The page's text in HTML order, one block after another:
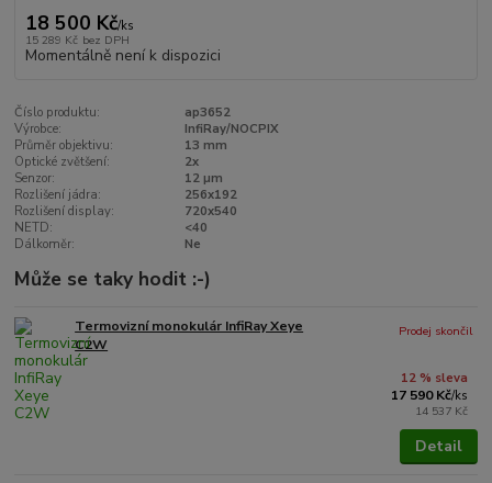
18 500 Kč/ks
15 289 Kč bez DPH
Momentálně není k dispozici
Číslo produktu:
ap3652
Výrobce:
InfiRay/NOCPIX
Průměr objektivu:
13 mm
Optické zvětšení:
2x
Senzor:
12 µm
Rozlišení jádra:
256x192
Rozlišení display:
720x540
NETD:
<40
Dálkoměr:
Ne
Může se taky hodit :-)
Termovizní monokulár InfiRay Xeye
C2W
12 % sleva
17 590 Kč/ks
14 537 Kč
Prodej skončil
Detail